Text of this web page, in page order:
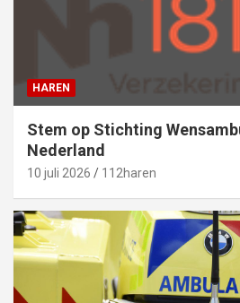
HAREN
Stem op Stichting
Nederland
10 juli 2026 112haren